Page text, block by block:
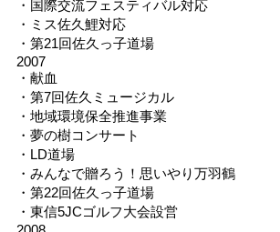
・国際交流フェスティバル対応
・ミス佐久鯉対応
・第21回佐久っ子道場
2007
・献血
・第7回佐久ミュージカル
・地域環境保全推進事業
・夢の樹コンサート
・LD道場
・みんなで贈ろう！思いやり万羽鶴
・第22回佐久っ子道場
・東信5JCゴルフ大会設営